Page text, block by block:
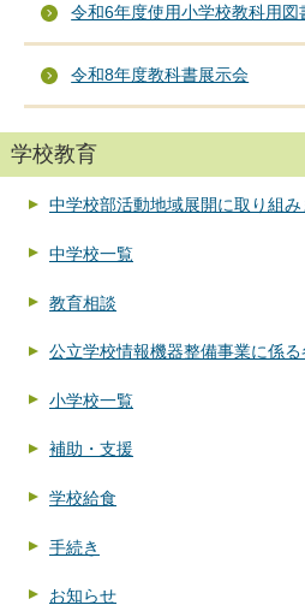
令和6年度使用小学校教科用図
令和8年度教科書展示会
学校教育
中学校部活動地域展開に取り組み
中学校一覧
教育相談
公立学校情報機器整備事業に係
小学校一覧
補助・支援
学校給食
手続き
お知らせ